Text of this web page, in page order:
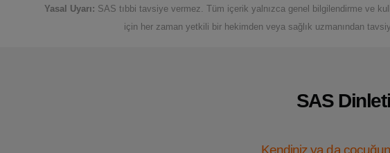
Yasal Uyarı: SAS tıbbi tavsiye vermez. Tüm içerik yalnızca genel bilgilendirme ve
için her zaman yetkili bir hekimden veya sağlık uzmanından
SAS